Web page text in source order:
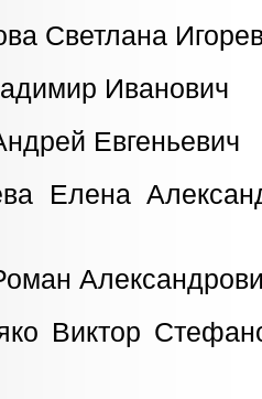
Светлана